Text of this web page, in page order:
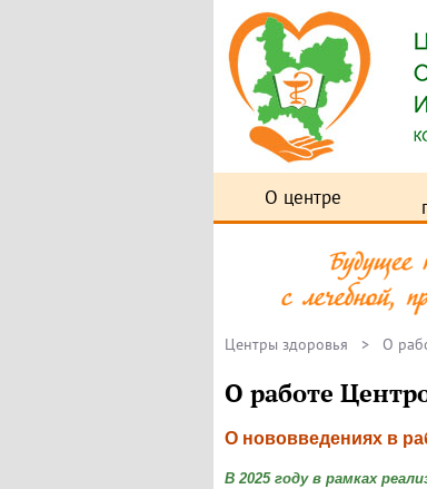
О центре
Центры здоровья > О
О работе
О нововведениях в
В 2025 году в рамках